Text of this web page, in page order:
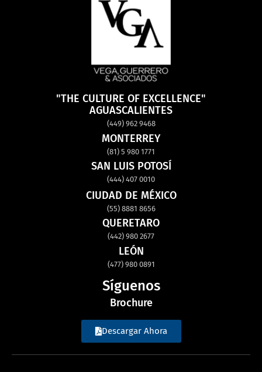
"THE CULTURE OF EXCELLENCE"
AGUASCALIENTES
(449) 962 9468
MONTERREY
(81) 5 980 1771
SAN LUIS POTOSÍ
(444) 407 0010
CIUDAD DE MÉXICO
(55) 8881 8656
QUERETARO
(442) 980 2677
LEÓN
(477) 980 0891
Síguenos
Brochure
Descargar Ahora